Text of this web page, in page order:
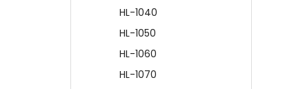
HL-1040
HL-1050
HL-1060
HL-1070